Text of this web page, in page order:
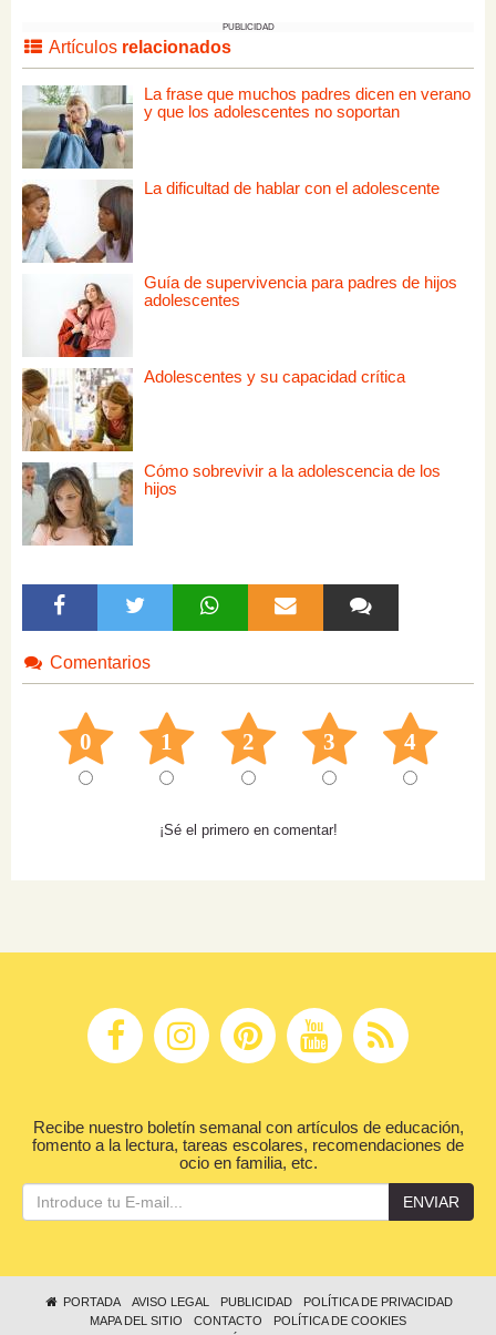
PUBLICIDAD
Artículos relacionados
La frase que muchos padres dicen en verano
y que los adolescentes no soportan
La dificultad de hablar con el adolescente
Guía de supervivencia para padres de hijos
adolescentes
Adolescentes y su capacidad crítica
Cómo sobrevivir a la adolescencia de los
hijos
Comentarios
0 1 2 3 4
¡Sé el primero en comentar!
Recibe nuestro boletín semanal con artículos de educación,
fomento a la lectura, tareas escolares, recomendaciones de
ocio en familia, etc.
ENVIAR
PORTADA AVISO LEGAL PUBLICIDAD
POLÍTICA DE PRIVACIDAD
MAPA DEL SITIO
CONTACTO
POLÍTICA DE COOKIES